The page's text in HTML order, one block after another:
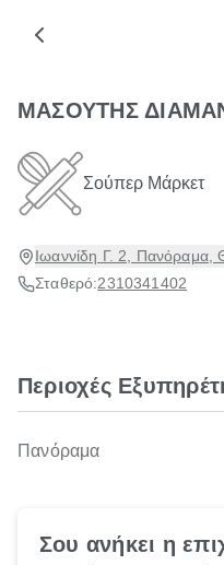
ΜΑΣΟΥΤΗΣ
Σούπερ Μάρκετ
Ιωαννίδη Γ. 2, Πανόραμα,
Σταθερό:2310341402
Περιοχές
Πανόραμα
Σου ανήκει η